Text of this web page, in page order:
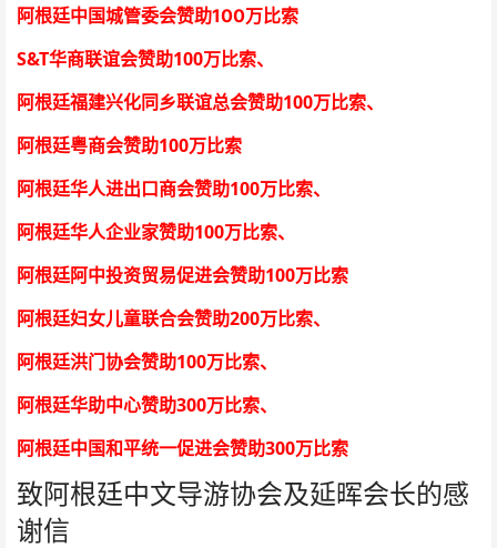
阿根廷中国城管委会赞助100万比索
S&T华商联谊会赞助100万比索、
阿根廷福建兴化同乡联谊总会赞助100万比索、
阿根廷粤商会赞助100万比索
阿根廷华人进出口商会赞助100万比索、
阿根廷华人企业家赞助100万比索、
阿根廷阿中投资贸易促进会赞助100万比索
阿根廷妇女儿童联合会赞助200万比索、
阿根廷洪门协会赞助100万比索、
阿根廷华助中心赞助300万比索、
阿根廷中国和平统一促进会赞助300万比索
致阿根廷中文导游协会及延晖会长的感
谢信